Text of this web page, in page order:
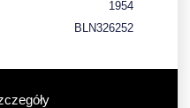
1954
BLN326252